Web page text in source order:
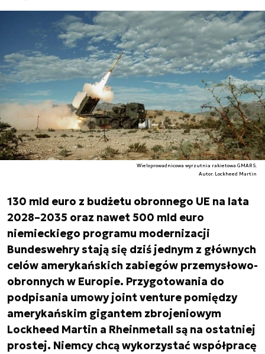
Wieloprowadnicowa wyrzutnia rakietowa GMARS.
Autor. Lockheed Martin
130 mld euro z budżetu obronnego UE na lata
2028–2035 oraz nawet 500 mld euro
niemieckiego programu modernizacji
Bundeswehry stają się dziś jednym z głównych
celów amerykańskich zabiegów przemysłowo-
obronnych w Europie. Przygotowania do
podpisania umowy joint venture pomiędzy
amerykańskim gigantem zbrojeniowym
Lockheed Martin a Rheinmetall są na ostatniej
prostej. Niemcy chcą wykorzystać współpracę